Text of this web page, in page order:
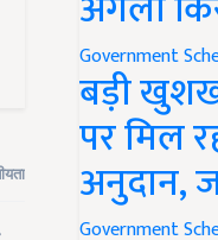
Government
बड़ी
पर मिल
अनुदान,
Government